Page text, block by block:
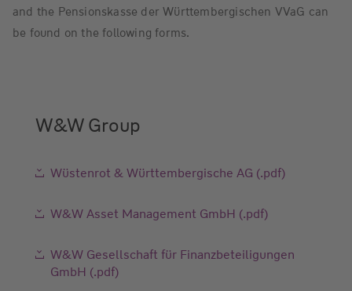
and the Pensionskasse der Württembergischen VVaG can
be found on the following forms.
W&W Group
Wüstenrot & Württembergische AG (.pdf)
W&W Asset Management GmbH (.pdf)
W&W Gesellschaft für Finanzbeteiligungen
GmbH (.pdf)